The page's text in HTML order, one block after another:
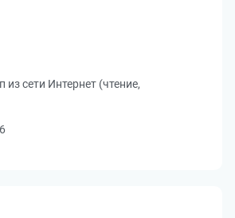
сети Интернет (чтение,